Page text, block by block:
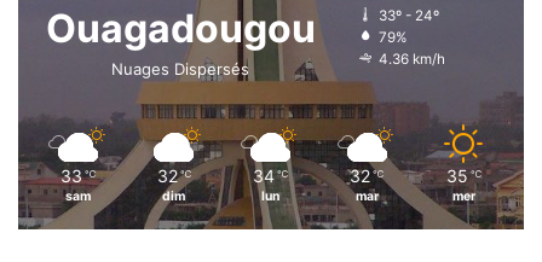
Ouagadougou
Nuages Dispersés
33º - 24º
79%
4.36 km/h
33 ℃
sam
32 ℃
dim
34 ℃
lun
32 ℃
mar
35 ℃
mer